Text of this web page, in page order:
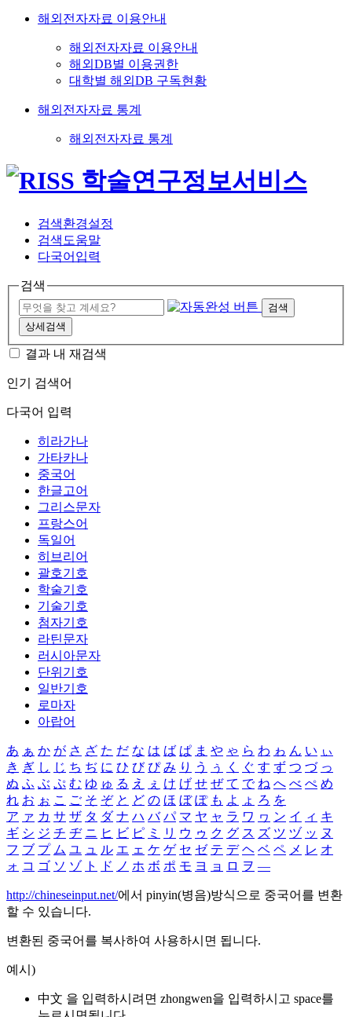
해외전자자료 이용안내
해외전자자료 이용안내
해외DB별 이용권한
대학별 해외DB 구독현황
해외전자자료 통계
해외전자자료 통계
검색환경설정
검색도움말
다국어입력
검색
검색
상세검색
결과 내 재검색
인기 검색어
다국어 입력
히라가나
가타카나
중국어
한글고어
그리스문자
프랑스어
독일어
히브리어
괄호기호
학술기호
기술기호
첨자기호
라틴문자
러시아문자
단위기호
일반기호
로마자
아랍어
あ ぁ か が さ ざ た だ な は ば ぱ ま や ゃ ら わ ゎ ん い ぃ
き ぎ し じ ち ぢ に ひ び ぴ み り う ぅ く ぐ す ず つ づ っ
ぬ ふ ぶ ぷ む ゆ ゅ る え ぇ け げ せ ぜ て で ね へ べ ぺ め
れ お ぉ こ ご そ ぞ と ど の ほ ぼ ぽ も よ ょ ろ を
ア ァ カ サ ザ タ ダ ナ ハ バ パ マ ヤ ャ ラ ワ ヮ ン イ ィ キ
ギ シ ジ チ ヂ ニ ヒ ビ ピ ミ リ ウ ゥ ク グ ス ズ ツ ヅ ッ ヌ
フ ブ プ ム ユ ュ ル エ ェ ケ ゲ セ ゼ テ デ ヘ ベ ペ メ レ オ
ォ コ ゴ ソ ゾ ト ド ノ ホ ボ ポ モ ヨ ョ ロ ヲ ―
http://chineseinput.net/에서 pinyin(병음)방식으로 중국어를 변환
할 수 있습니다.
변환된 중국어를 복사하여 사용하시면 됩니다.
예시)
中文 을 입력하시려면 zhongwen을 입력하시고 space를